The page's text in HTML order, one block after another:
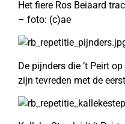
Het fiere Ros Beiaard
– foto: (c)ae
De pijnders die ’t Peirt
zijn tevreden met de